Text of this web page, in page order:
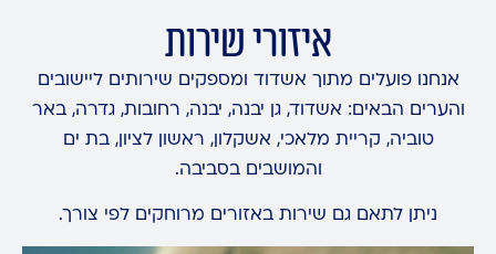
איזורי שירות
אנחנו פועלים מתוך אשדוד ומספקים שירותים ליישובים
והערים הבאים: אשדוד, גן יבנה, יבנה, רחובות, גדרה, באר
טוביה, קריית מלאכי, אשקלון, ראשון לציון, בת ים
והמושבים בסביבה.
ניתן לתאם גם שירות באזורים מרוחקים לפי צורך.